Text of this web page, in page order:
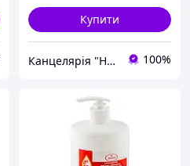
Купити
Канцелярія "Happy Art Shop" 100%